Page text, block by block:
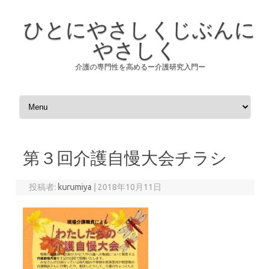
ひとにやさしくじぶんに
やさしく
介護の専門性を高めるー介護研究入門ー
コンテンツへスキップ
第３回介護自慢大会チラシ
投稿者: kurumiya 2018年10月11日